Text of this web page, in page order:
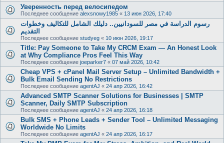
Уверенность перед велосипедом
Последнее сообщение alexsnowy1985 « 13 июн 2026, 17:40
رسوم الدراسة في مصر للسودانيين.. دليلك الشامل للتكاليف وخطوات
التقديم
Последнее сообщение studyeg « 10 июн 2026, 19:17
Title: Pay Someone to Take My CRCM Exam — An Honest Look
at Why Compliance Pros Feel This Way
Последнее сообщение joeparker7 « 07 май 2026, 10:42
Cheap VPS + cPanel Mail Server Setup – Unlimited Bandwidth +
Bulk Email Sending No Restrictions
Последнее сообщение agentAJ « 24 апр 2026, 16:42
Advanced SMTP Scanner Solutions for Businesses | SMTP
Scanner, Daily SMTP Subscription
Последнее сообщение agentAJ « 24 апр 2026, 16:18
Bulk SMS + Phone Leads + Sender Tool – Unlimited Messaging
Worldwide No Limits
Последнее сообщение agentAJ « 24 апр 2026, 16:17